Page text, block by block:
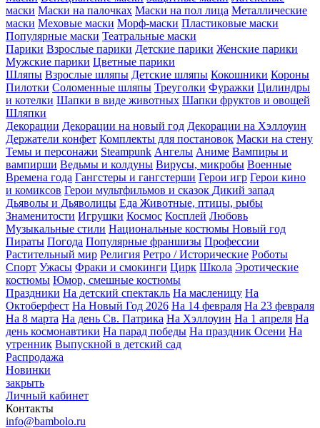
маски Маски на палочках Маски на пол лица Металлические
маски Меховые маски Морф-маски Пластиковые маски
Популярные маски Театральные маски
Парики Взрослые парики Детские парики Женские парики
Мужские парики Цветные парики
Шляпы Взрослые шляпы Детские шляпы Кокошники Короны
Пилотки Соломенные шляпы Треуголки Фуражки Цилиндры
и котелки Шапки в виде животных Шапки фруктов и овощей
Шляпки
Декорации Декорации на новый год Декорации на Хэллоуин
Держатели конфет Комплекты для постановок Маски на стену
Темы и персонажи Steampunk Ангелы Аниме Вампиры и
вампирши Ведьмы и колдуны Вирусы, микробы Военные
Времена года Гангстеры и гангстерши Герои игр Герои кино
и комиксов Герои мультфильмов и сказок Дикий запад
Дьяволы и Дьяволицы Еда Животные, птицы, рыбы
Знаменитости Игрушки Космос Косплей Любовь
Музыкальные стили Национальные костюмы Новый год
Пираты Погода Популярные франшизы Профессии
Растительный мир Религия Ретро / Исторические Роботы
Спорт Ужасы Фраки и смокинги Цирк Школа Эротические
костюмы Юмор, смешные костюмы
Праздники На детский спектакль На масленицу На
Октоберфест На Новый Год 2026 На 14 февраля На 23 февраля
На 8 марта На день Св. Патрика На Хэллоуин На 1 апреля На
день космонавтики На парад победы На праздник Осени На
утренник Выпускной в детский сад
Распродажа
Новинки
закрыть
Личный кабинет
Контакты
info@bambolo.ru